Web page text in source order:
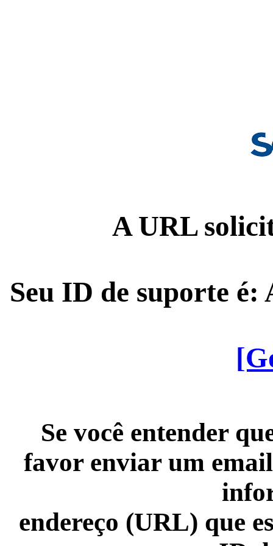
A URL
Seu ID de suporte é:
Se você entender
favor enviar um
endereço (URL) que